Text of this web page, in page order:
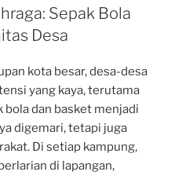
Sepak Bola
Desa
kota besar, desa-desa
yang kaya, terutama
bola dan basket menjadi
digemari, tetapi juga
Di setiap kampung,
di lapangan,